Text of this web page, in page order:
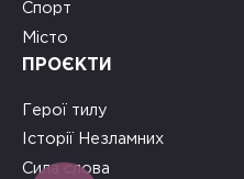
Спорт
Місто
ПРОЄКТИ
Герої тилу
Історії Незламних
Сила слова